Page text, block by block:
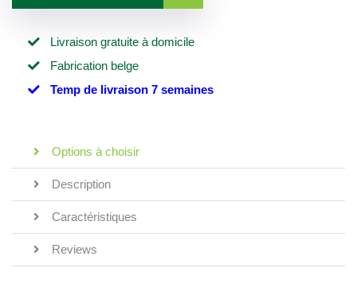
Livraison gratuite à domicile
Fabrication belge
Temp de livraison 7 semaines
Options à choisir
Description
Caractéristiques
Reviews